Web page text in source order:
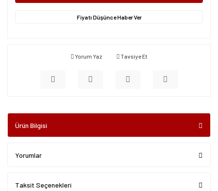
Fiyatı Düşünce Haber Ver
Yorum Yaz Tavsiye Et
Ürün Bilgisi
Yorumlar
Taksit Seçenekleri